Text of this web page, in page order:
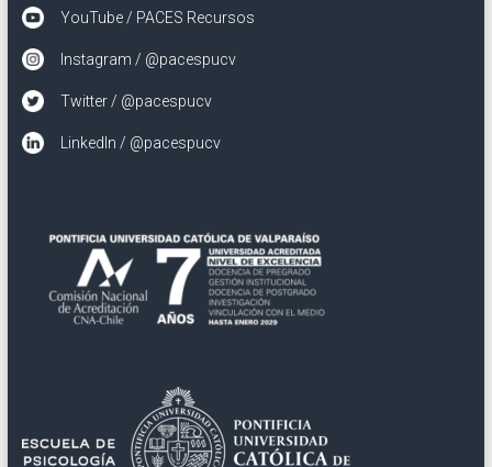
YouTube / PACES Recursos
Instagram / @pacespucv
Twitter / @pacespucv
LinkedIn / @pacespucv